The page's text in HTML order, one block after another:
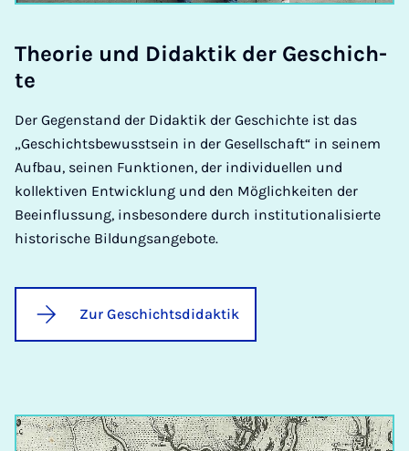
The­o­rie und Di­dak­tik der Ge­schich­
te
Der Gegenstand der Didaktik der Geschichte ist das
„Geschichtsbewusstsein in der Gesellschaft“ in seinem
Aufbau, seinen Funktionen, der individuellen und
kollektiven Entwicklung und den Möglichkeiten der
Beeinflussung, insbesondere durch institutionalisierte
historische Bildungsangebote.
Zur Geschichtsdidaktik